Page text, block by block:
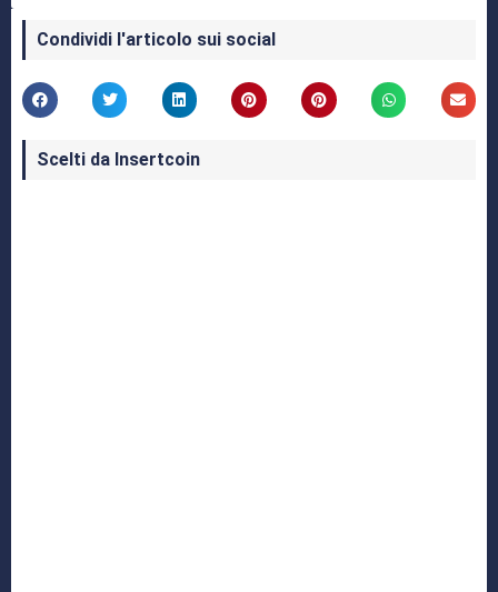
Condividi l'articolo sui social
Scelti da Insertcoin